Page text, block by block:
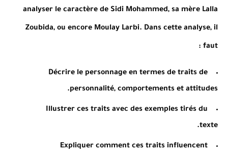
analyser le caractère de Sidi Mohammed, sa mère Lalla
Zoubida, ou encore Moulay Larbi. Dans cette analyse, il
faut :
Décrire le personnage en termes de traits de
personnalité, comportements et attitudes.
Illustrer ces traits avec des exemples tirés du
texte.
Expliquer comment ces traits influencent